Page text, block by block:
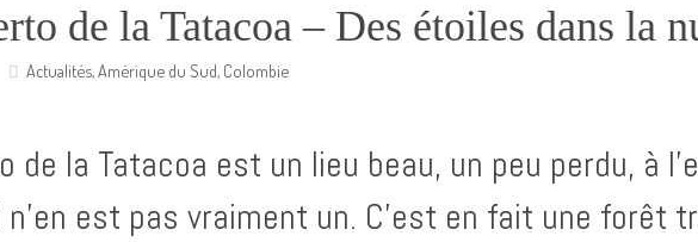
de la Tatacoa – Des étoiles dans la
Actualités,Amérique du Sud, Colombie
de la Tatacoa est un lieu beau, un peu perdu, à
est pas vraiment un. C’est en fait une forêt